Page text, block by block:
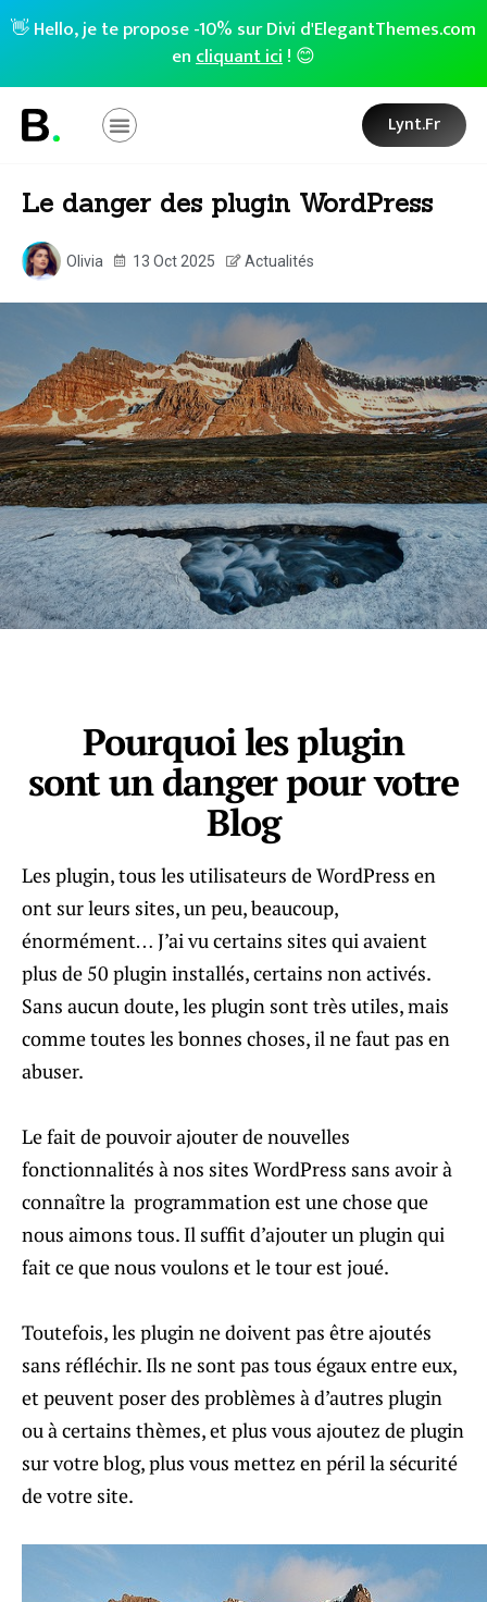
👋 Hello, je te propose -10% sur Divi d'ElegantThemes.com
encliquant ici! 😊
Lynt.fr
Le danger des plugin WordPress
Olivia 13 Oct 2025 Actualités
Pourquoi les plugin
sont un danger pour votre
Blog
Les plugin, tous les utilisateurs de WordPress en
ont sur leurs sites, un peu, beaucoup,
énormément… J’ai vu certains sites qui avaient
plus de 50 plugin installés, certains non activés.
Sans aucun doute, les plugin sont très utiles, mais
comme toutes les bonnes choses, il ne faut pas en
abuser.
Le fait de pouvoir ajouter de nouvelles
fonctionnalités à nos sites WordPress sans avoir à
connaître la programmation est une chose que
nous aimons tous. Il suffit d’ajouter un plugin qui
fait ce que nous voulons et le tour est joué.
Toutefois, les plugin ne doivent pas être ajoutés
sans réfléchir. Ils ne sont pas tous égaux entre eux,
et peuvent poser des problèmes à d’autres plugin
ou à certains thèmes, et plus vous ajoutez de plugin
sur votre blog, plus vous mettez en péril la sécurité
de votre site.